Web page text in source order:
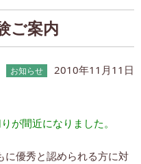
ご案内
お知らせ 2010年11月11日
が間近になりました。
に優秀と認められる方に対